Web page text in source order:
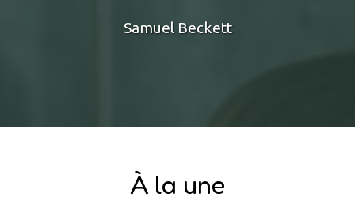
Samuel Beckett
À la une